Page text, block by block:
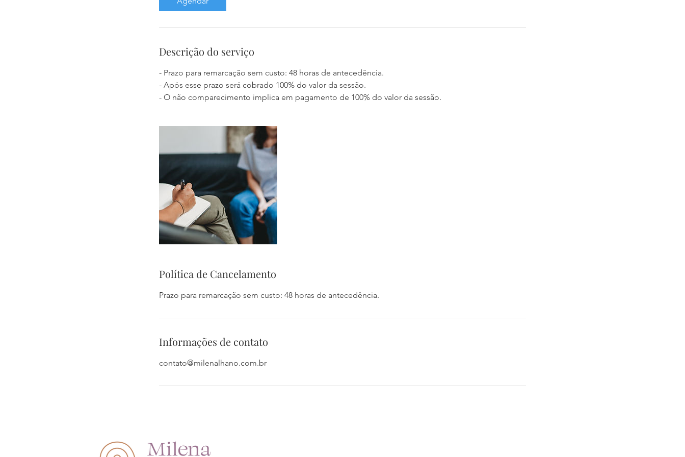
Descrição do serviço
- Prazo para remarcação sem custo: 48 horas de antecedência.
- Após esse prazo será cobrado 100% do valor da sessão.
- O não comparecimento implica em pagamento de 100% do valor da sessão.
Política de Cancelamento
Prazo para remarcação sem custo: 48 horas de antecedência.
Informações de contato
contato@milenalhano.com.br